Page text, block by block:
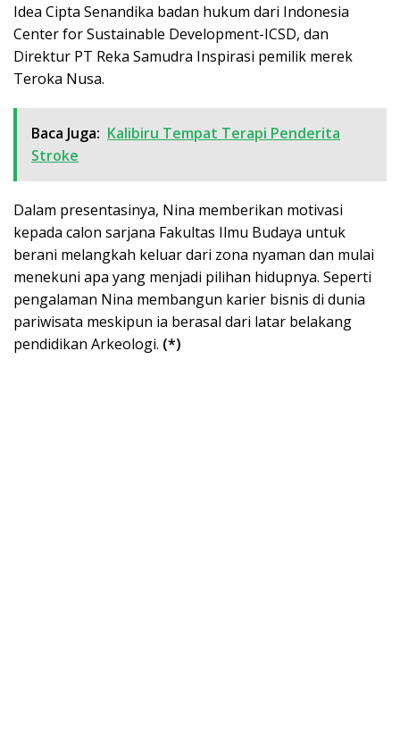
Idea Cipta Senandika badan hukum dari Indonesia
Center for Sustainable Development-ICSD, dan
Direktur PT Reka Samudra Inspirasi pemilik merek
Teroka Nusa.
Baca Juga: Kalibiru Tempat Terapi Penderita
Stroke
Dalam presentasinya, Nina memberikan motivasi
kepada calon sarjana Fakultas Ilmu Budaya untuk
berani melangkah keluar dari zona nyaman dan mulai
menekuni apa yang menjadi pilihan hidupnya. Seperti
pengalaman Nina membangun karier bisnis di dunia
pariwisata meskipun ia berasal dari latar belakang
pendidikan Arkeologi. (*)